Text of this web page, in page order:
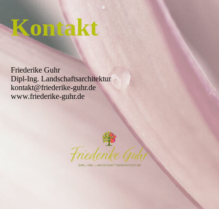
Kontakt
Friederike Guhr
Dipl-Ing. Landschaftsarchitektur
kontakt@friederike-guhr.de
www.friederike-guhr.de